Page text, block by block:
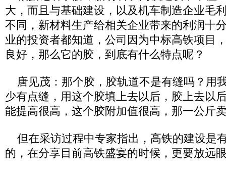
大，而且与基础建设，以及机车制造企业毛
不同，新材料生产给相关企业带来的利润十
业的投资者都知道，公司因为中标高铁项目
良好，那么它的胶，到底有什么特点呢？
唐见茂：那个胶，胶轨道不是有缝吗？用
少有点缝，用这个胶填上去以后，胶上去以
能提高很高，这个胶附加值很高，那一公斤
但在采访过程中专家指出，高铁的建设是
的，在分享目前高铁盛宴的时候，更要放远